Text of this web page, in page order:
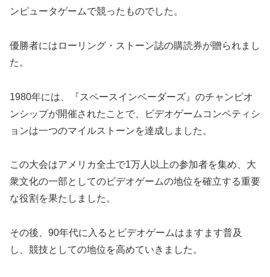
ンピュータゲームで競ったものでした。
優勝者にはローリング・ストーン誌の購読券が贈られまし
た。
1980年には、『スペースインベーダーズ』のチャンピオ
ンシップが開催されたことで、ビデオゲームコンペティシ
ョンは一つのマイルストーンを達成しました。
この大会はアメリカ全土で1万人以上の参加者を集め、大
衆文化の一部としてのビデオゲームの地位を確立する重要
な役割を果たしました。
その後、90年代に入るとビデオゲームはますます普及
し、競技としての地位を高めていきました。